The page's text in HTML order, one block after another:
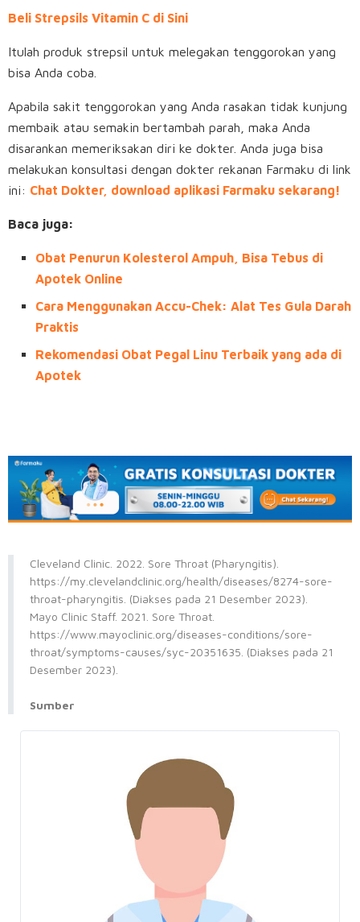
Beli Strepsils Vitamin C di Sini
Itulah produk strepsil untuk melegakan tenggorokan yang
bisa Anda coba.
Apabila sakit tenggorokan yang Anda rasakan tidak kunjung
membaik atau semakin bertambah parah, maka Anda
disarankan memeriksakan diri ke dokter. Anda juga bisa
melakukan konsultasi dengan dokter rekanan Farmaku di link
ini: Chat Dokter, download aplikasi Farmaku sekarang!
Baca juga:
Obat Penurun Kolesterol Ampuh, Bisa Tebus di
Apotek Online
Cara Menggunakan Accu-Chek: Alat Tes Gula Darah
Praktis
Rekomendasi Obat Pegal Linu Terbaik yang ada di
Apotek
Cleveland Clinic. 2022. Sore Throat (Pharyngitis).
https://my.clevelandclinic.org/health/diseases/8274-sore-
throat-pharyngitis. (Diakses pada 21 Desember 2023).
Mayo Clinic Staff. 2021. Sore Throat.
https://www.mayoclinic.org/diseases-conditions/sore-
throat/symptoms-causes/syc-20351635. (Diakses pada 21
Desember 2023).
Sumber